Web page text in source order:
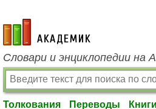
academic.ru
Словари и энциклопедии на
Толкования Переводы Книги